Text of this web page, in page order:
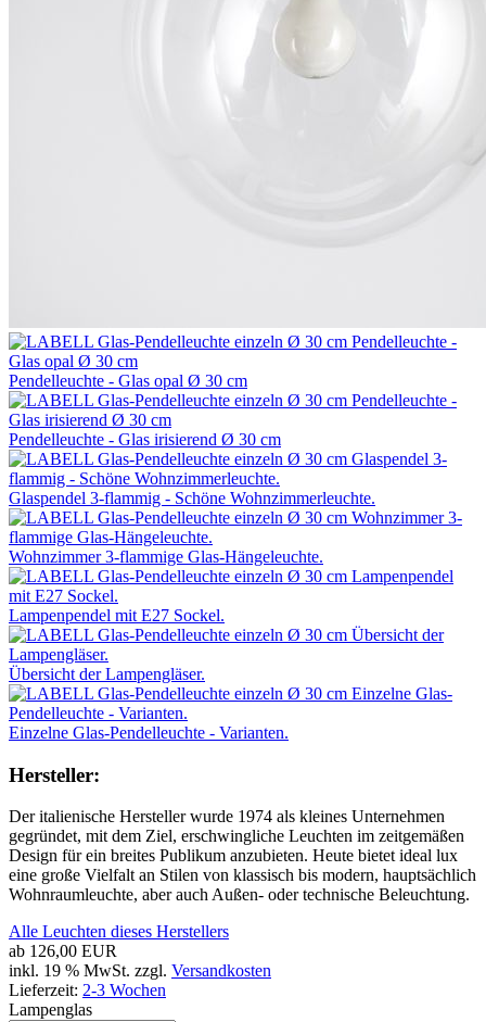
Pendelleuchte - Glas opal Ø 30 cm
Pendelleuchte - Glas irisierend Ø 30 cm
Glaspendel 3-flammig - Schöne Wohnzimmerleuchte.
Wohnzimmer 3-flammige Glas-Hängeleuchte.
Lampenpendel mit E27 Sockel.
Übersicht der Lampengläser.
Einzelne Glas-Pendelleuchte - Varianten.
Hersteller:
Der italienische Hersteller wurde 1974 als kleines Unternehmen
gegründet, mit dem Ziel, erschwingliche Leuchten im zeitgemäßen
Design für ein breites Publikum anzubieten. Heute bietet ideal lux
eine große Vielfalt an Stilen von klassisch bis modern, hauptsächlich
Wohnraumleuchte, aber auch Außen- oder technische Beleuchtung.
Alle Leuchten dieses Herstellers
ab 126,00 EUR
inkl. 19 % MwSt. zzgl. Versandkosten
Lieferzeit: 2-3 Wochen
Lampenglas